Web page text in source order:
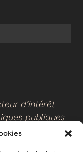
d’intérêt
publiques